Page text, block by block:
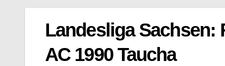
Landesliga Sachsen:
AC 1990 Taucha